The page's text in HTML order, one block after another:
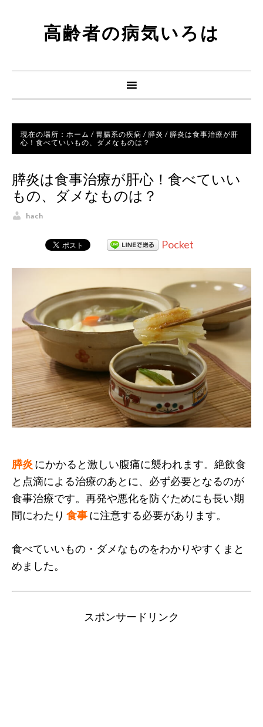
高齢者の病気いろは
現在の場所： ホーム / 胃腸系の疾病 / 膵炎 / 膵炎は食事治療が肝
心！食べていいもの、ダメなものは？
膵炎は食事治療が肝心！食べていい
もの、ダメなものは？
hach
Pocket
膵炎にかかると激しい腹痛に襲われます。絶飲食
と点滴による治療のあとに、必ず必要となるのが
食事治療です。再発や悪化を防ぐためにも長い期
間にわたり 食事に注意する必要があります。
食べていいもの・ダメなものをわかりやすくまと
めました。
スポンサードリンク